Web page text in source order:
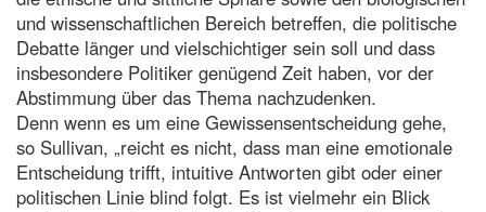
und wissenschaftlichen Bereich betreffen, die politische
Debatte länger und vielschichtiger sein soll und dass
insbesondere Politiker genügend Zeit haben, vor der
Abstimmung über das Thema nachzudenken.
Denn wenn es um eine Gewissensentscheidung gehe,
so Sullivan, „reicht es nicht, dass man eine emotionale
Entscheidung trifft, intuitive Antworten gibt oder einer
politischen Linie blind folgt. Es ist vielmehr ein Blick